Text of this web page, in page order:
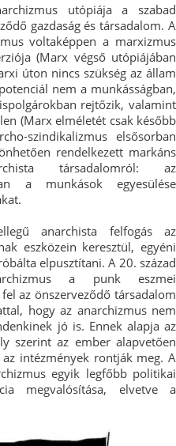
utópiája a szabad
gazdaság és társadalom. A
voltaképpen a marxizmus
(Marx végső utópiájában
úton nincs szükség az állam
nem a munkásságban,
rejtőzik, valamint
(Marx elméletét csak később
szindikalizmus elsősorban
rendelkezett markáns
társadalomról: az
a munkások egyesülése
anarchista felfogás az
eszközein keresztül, egyéni
elpusztítani. A 20. század
a punk eszmei
az önszerveződő társadalom
hogy az anarchizmus nem
jó is. Ennek alapja az
szerint az ember alapvetően
intézmények rontják meg. A
egyik legfőbb politikai
megvalósítása, elvetve a